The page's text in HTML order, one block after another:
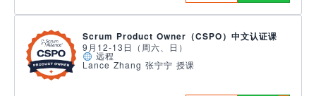
Scrum Product Owner（CSPO）中文认证课
9月12-13日（周六、日）
远程
Lance Zhang 张宁宁 授课